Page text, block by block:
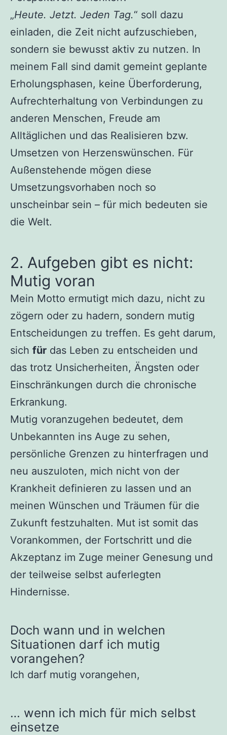
„Heute. Jetzt. Jeden Tag.“ soll dazu
einladen, die Zeit nicht aufzuschieben,
sondern sie bewusst aktiv zu nutzen. In
meinem Fall sind damit gemeint geplante
Erholungsphasen, keine Überforderung,
Aufrechterhaltung von Verbindungen zu
anderen Menschen, Freude am
Alltäglichen und das Realisieren bzw.
Umsetzen von Herzenswünschen. Für
Außenstehende mögen diese
Umsetzungsvorhaben noch so
unscheinbar sein – für mich bedeuten sie
die Welt.
2. Aufgeben gibt es nicht:
Mutig voran
Mein Motto ermutigt mich dazu, nicht zu
zögern oder zu hadern, sondern mutig
Entscheidungen zu treffen. Es geht darum,
sich für das Leben zu entscheiden und
das trotz Unsicherheiten, Ängsten oder
Einschränkungen durch die chronische
Erkrankung.
Mutig voranzugehen bedeutet, dem
Unbekannten ins Auge zu sehen,
persönliche Grenzen zu hinterfragen und
neu auszuloten, mich nicht von der
Krankheit definieren zu lassen und an
meinen Wünschen und Träumen für die
Zukunft festzuhalten. Mut ist somit das
Vorankommen, der Fortschritt und die
Akzeptanz im Zuge meiner Genesung und
der teilweise selbst auferlegten
Hindernisse.
Doch wann und in welchen
Situationen darf ich mutig
vorangehen?
Ich darf mutig vorangehen,
… wenn ich mich für mich selbst
einsetze